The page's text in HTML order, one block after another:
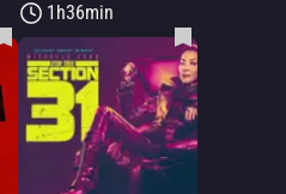
1h36min